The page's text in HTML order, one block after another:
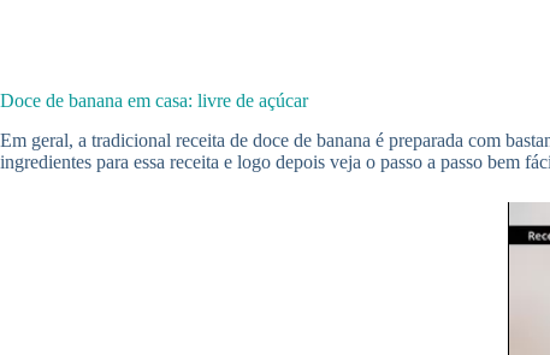
Doce de banana em casa: livre de açúcar
Em geral, a tradicional receita de doce de banana é preparada com
ingredientes para essa receita e logo depois veja o passo a passo bem